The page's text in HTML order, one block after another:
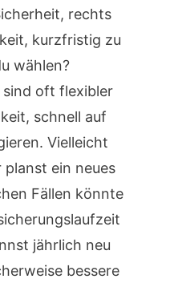
rechts
kurzfristig zu
wählen?
oft flexibler
schnell auf
Vielleicht
ein neues
Fällen könnte
jährlich neu
bessere